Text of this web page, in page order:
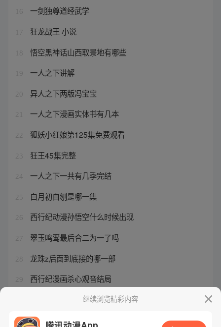
16 一剑独尊道经武学
17 狂龙战王 小说
18 悟空黑神话山西取景地有哪些
19 一人之下讲解
20 异人之下两版冯宝宝
21 一人之下漫画实体书有几本
22 狐妖小红娘第125集免费观看
23 狂王45集完整
24 一人之下一共有几季完结
25 白月初自刎是哪一集
26 西行纪动漫孙悟空什么时候出现
27 翠玉鸣鸾最后合二为一了吗
28 龙珠z后面到底接的哪一部
29 西行纪漫画杀心观音结局
继续浏览精彩内容